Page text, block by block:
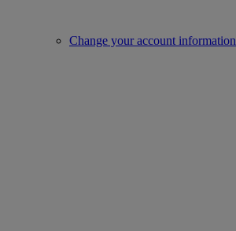
Change your account information